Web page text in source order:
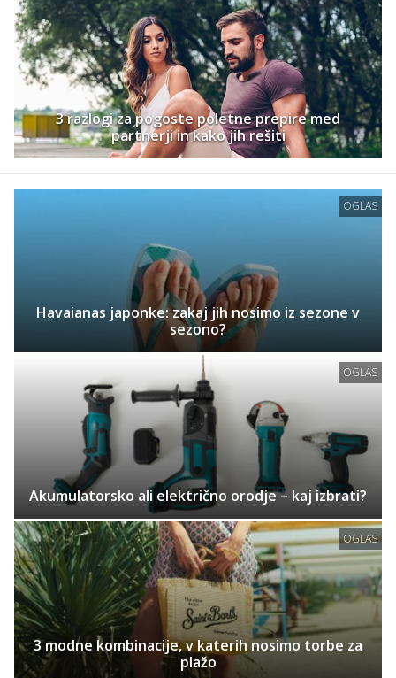
3 razlogi za pogoste poletne prepire med
partnerji in kako jih rešiti
OGLAS
Havaianas japonke: zakaj jih nosimo iz sezone v
sezono?
OGLAS
Akumulatorsko ali električno orodje – kaj izbrati?
OGLAS
3 modne kombinacije, v katerih nosimo torbe za
plažo